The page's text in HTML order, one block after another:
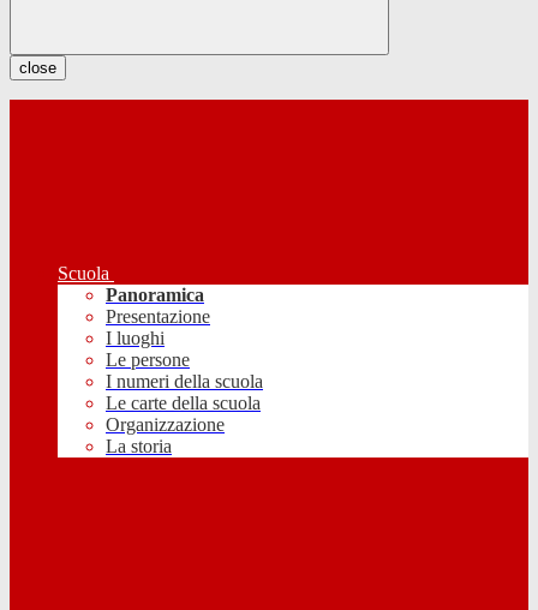
close
Scuola
Panoramica
Presentazione
I luoghi
Le persone
I numeri della scuola
Le carte della scuola
Organizzazione
La storia